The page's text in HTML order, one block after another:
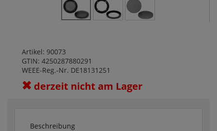
Artikel: 90073
GTIN: 4250287880291
WEEE-Reg.-Nr. DE18131251
derzeit nicht am Lager
Beschreibung